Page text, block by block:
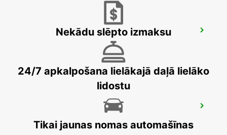
GIESSEN - GERMANY
Nekādu slēpto izmaksu
24/7 apkalpošana lielākajā daļā lielāko
lidostu
Tikai jaunas nomas automašīnas